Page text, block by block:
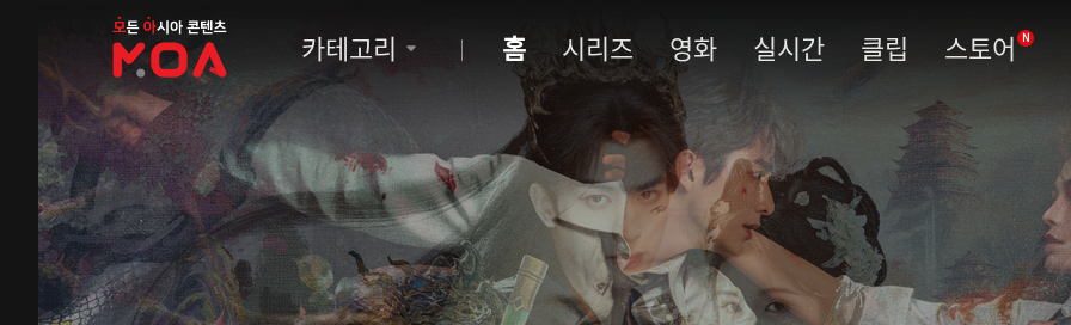
MOA
카테고리 홈 시리즈 영화 실시간 클립 스토어 N